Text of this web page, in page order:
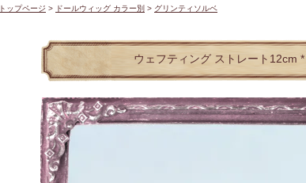
トップページ > ドールウィッグ カラー別 > グリンティソルベ
ウェフティング ストレート12cm